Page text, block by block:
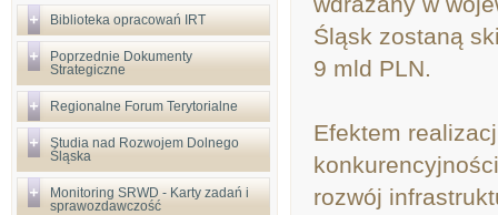
Biblioteka opracowań IRT
Poprzednie Dokumenty
Strategiczne
Regionalne Forum Terytorialne
Studia nad Rozwojem Dolnego
Śląska
Monitoring SRWD - Karty zadań i
sprawozdawczość
Śląsk zostaną
9 mld PLN.
Efektem
rozwój